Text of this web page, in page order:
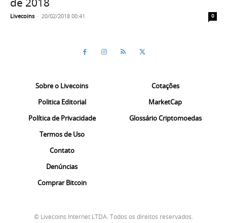
Livecoins - 20/02/2018 00:41 0
Sobre o Livecoins
Politica Editorial
Política de Privacidade
Termos de Uso
Contato
Denúncias
Comprar Bitcoin
Cotações
MarketCap
Glossário Criptomoedas
© Livecoins Internet LTDA. Todos os direitos reservados.